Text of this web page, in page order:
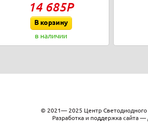
14 685Р
В корзину
в наличии
© 2021— 2025 Центр
Разработка и поддержка сайта —